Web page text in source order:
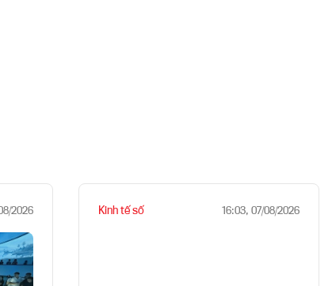
2026 Kinh tế số 16:03, 07/08/2026